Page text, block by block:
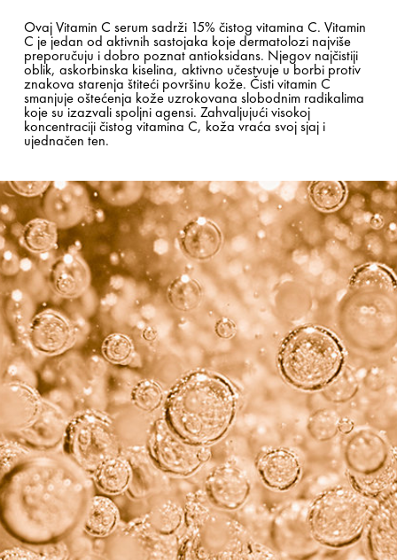
Ovaj Vitamin C serum sadrži 15% čistog vitamina C. Vitamin
C je jedan od aktivnih sastojaka koje dermatolozi najviše
preporučuju i dobro poznat antioksidans. Njegov najčistiji
oblik, askorbinska kiselina, aktivno učestvuje u borbi protiv
znakova starenja štiteći površinu kože. Čisti vitamin C
smanjuje oštećenja kože uzrokovana slobodnim radikalima
koje su izazvali spoljni agensi. Zahvaljujući visokoj
koncentraciji čistog vitamina C, koža vraća svoj sjaj i
ujednačen ten.